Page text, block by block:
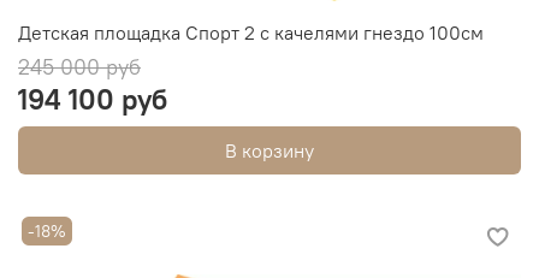
Детская площадка Спорт 2 с качелями гнездо 100см
245 000 руб
194 100 руб
В корзину
-18%